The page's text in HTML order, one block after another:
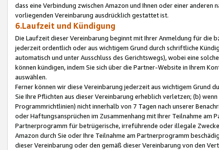
dass eine Verbindung zwischen Amazon und Ihnen oder einer
vorliegenden Vereinbarung ausdrücklich gestattet ist.
6.Laufzeit und Kündigung
Die Laufzeit dieser Vereinbarung beginnt mit Ihrer Anmeldung für die
jederzeit ordentlich oder aus wichtigem Grund durch schriftliche
automatisch und unter Ausschluss des Gerichtswegs), wobei eine
können kündigen, indem Sie sich über die Partner-Website in Ihrem
auswählen.
Ferner können wir diese Vereinbarung jederzeit aus wichtigem Grund
Sie Ihre Pflichten aus dieser Vereinbarung erheblich verletzen; (b)
Programmrichtlinien) nicht innerhalb von 7 Tagen nach unserer
oder Haftungsansprüchen im Zusammenhang mit Ihrer Teilnahme am
Partnerprogramm für betrügerische, irreführende oder illegale
Amazon durch Sie oder Ihre Teilnahme am Partnerprogramm
dieser Vereinbarung oder den gemäß dieser Vereinbarung von den